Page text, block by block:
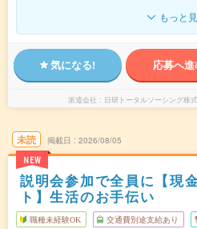
もっと
気になる! 応募へ
派遣会社 日研トータルソーシング株
未読
NEW
掲載日 2026/08/05
説明会参加で全員に【現
ト】生活のお手伝い
職種未経験OK 交通費別途支給あり